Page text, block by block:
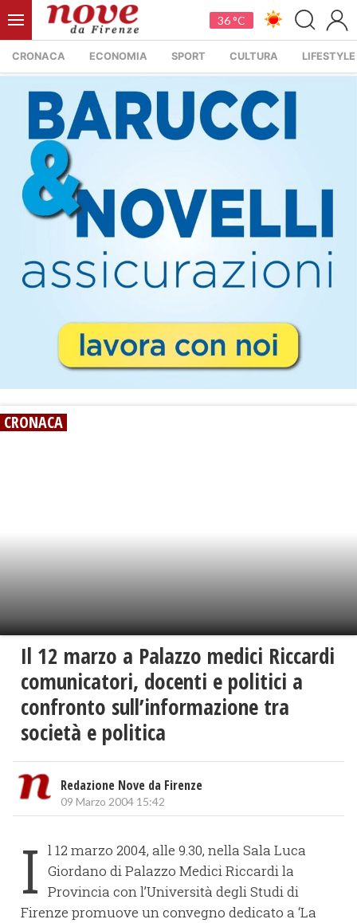
36 °C
CRONACA ECONOMIA SPORT CULTURA LIFESTYLE
CRONACA
Il 12 marzo a Palazzo medici Riccardi
comunicatori, docenti e politici a
confronto sull’informazione tra
società e politica
Redazione Nove da Firenze
09 Marzo 2004 15:42
I l 12 marzo 2004, alle 9.30, nella Sala Luca
Giordano di Palazzo Medici Riccardi la
Provincia con l’Università degli Studi di
Firenze promuove un convegno dedicato a ‘La